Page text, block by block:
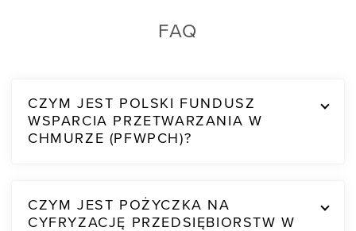
FAQ
CZYM JEST POLSKI FUNDUSZ
WSPARCIA PRZETWARZANIA W
CHMURZE (PFWPCH)?
CZYM JEST POŻYCZKA NA
CYFRYZACJĘ PRZEDSIĘBIORSTW W